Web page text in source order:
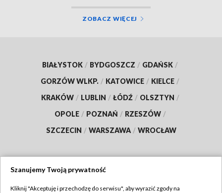
ZOBACZ WIĘCEJ
BIAŁYSTOK / BYDGOSZCZ / GDAŃSK /
GORZÓW WLKP. / KATOWICE / KIELCE /
KRAKÓW / LUBLIN / ŁÓDŹ / OLSZTYN /
OPOLE / POZNAŃ / RZESZÓW /
SZCZECIN / WARSZAWA / WROCŁAW
Szanujemy Twoją prywatność
Kliknij "Akceptuję i przechodzę do serwisu", aby wyrazić zgody na